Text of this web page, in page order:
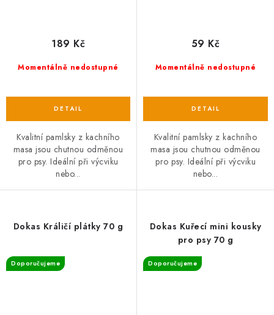
Momentálně nedostupné
189 Kč
Kvalitní pamlsky z kachního
masa jsou chutnou odměnou
pro psy. Ideální při výcviku
nebo...
Momentálně nedostupné
59 Kč
Kvalitní pamlsky z kachního
masa jsou chutnou odměnou
pro psy. Ideální při výcviku
nebo...
Dokas Králičí plátky 70 g
Doporučujeme
Dokas Kuřecí mini kousky
pro psy 70 g
Doporučujeme